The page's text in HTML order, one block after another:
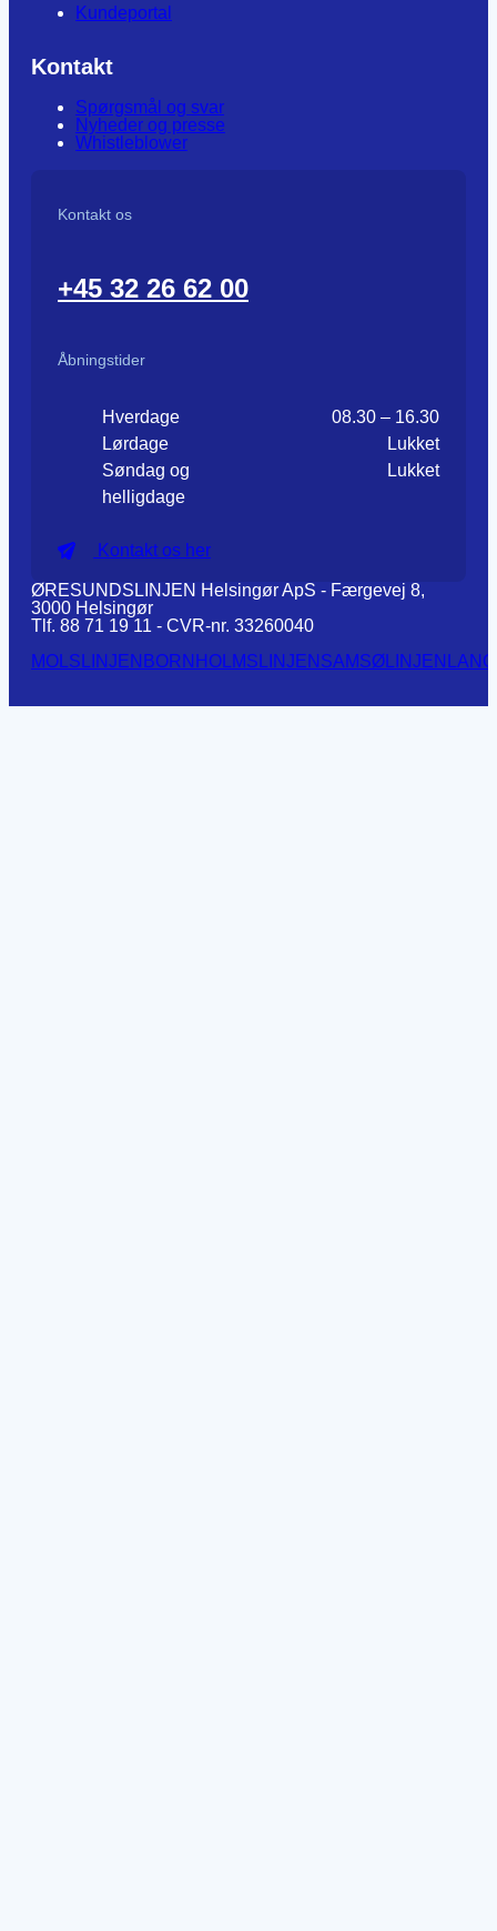
Kundeportal
Kontakt
Spørgsmål og svar
Nyheder og presse
Whistleblower
Kontakt os
+45 32 26 62 00
Åbningstider
Hverdage
08.30 – 16.30
Lørdage
Lukket
Søndag og
helligdage
Lukket
Kontakt os her
ØRESUNDSLINJEN Helsingør ApS - Færgevej 8,
3000 Helsingør
Tlf. 88 71 19 11 - CVR-nr. 33260040
MOLSLINJEN BORNHOLMSLINJEN SAMSØLINJEN